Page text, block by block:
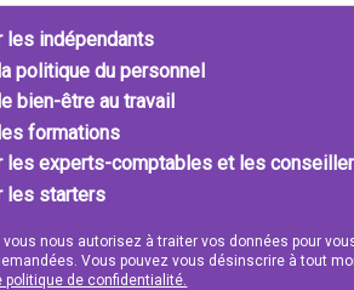
les indépendants
politique du personnel
bien-être au travail
formations
les experts-comptables et les
les starters
nous autorisez à traiter vos données pour
Vous pouvez vous désinscrire à tout
de confidentialité.